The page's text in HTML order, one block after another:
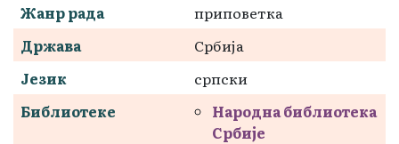
Жанр рада
приповетка
Држава
Србија
Језик
српски
Библиотеке
Народна библиотека
Србије